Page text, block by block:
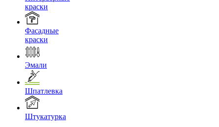
краски
Фасадные
краски
Эмали
Шпатлевка
Штукатурка